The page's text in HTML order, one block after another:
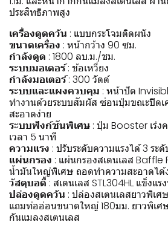
ประสิทธิภาพสูง
เครื่องดูดควัน : แบบกระโจมติดผนัง
ขนาดเครื่อง : หน้ากว้าง 90 ซม.
กำลังดูด : 1800 ลบ.ม./ชม.
ระบบมอเตอร์: ข้อเหวี่ยง
กำลังมอเตอร์: 300 วัตต์
ระบบและแผงควบคุม : หน้าปัด
ทำงานด้วยระบบสัมผัส ซ่อนปุ่มขณะปิดเ
สะอาดง่าย
ระบบฟังก์ชันพิเศษ: ปุ่ม Booster เร่ง
เวลา 5 นาที
ความแรง : ปรับระดับความแรงได้ 3 ระดั
แผ่นกรอง : แผ่นกรองสเตนเลส Baffle
น้ำมันใหญ่พิเศษ ถอดทำความสะอาดได้
วัสดุบอดี้ : สเตนเลส STL304HL แข็งแ
ปล่องดูดควัน : ปล่องสเตนเลสยาวพิเศ
แถมท่ออ่อนขนาดใหญ่ 180มม. ยาวพิเศ
กันแมลงสเตนเลส